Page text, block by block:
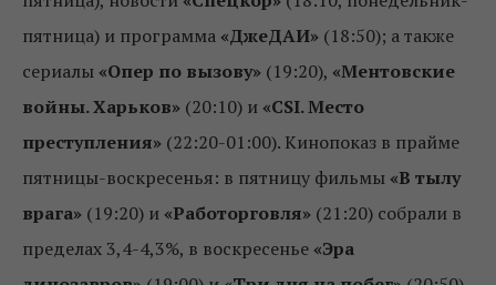
пятница) и программа «ДжеДАИ» (18:50); а также
сериалы «Опер по вызову» (19:20), «Ментовские
войны. Харьков» (20:10) и «CSI. Место
преступления» (22:20-01:00). Кинопоказ в прайме
пятницы-воскресенья: в пятницу фильмы «В тылу
врага» (19:20) и «Работорговля» (21:20) собрали в
пределах 3,4-4,3%, в воскресенье «Эра